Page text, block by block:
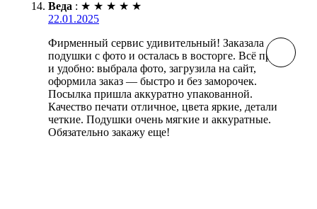
Веда : ★ ★ ★ ★ ★
22.01.2025
Фирменный сервис удивительный! Заказала
подушки с фото и осталась в восторге. Всё просто
и удобно: выбрала фото, загрузила на сайт,
оформила заказ — быстро и без заморочек.
Посылка пришла аккуратно упакованной.
Качество печати отличное, цвета яркие, детали
четкие. Подушки очень мягкие и аккуратные.
Обязательно закажу еще!